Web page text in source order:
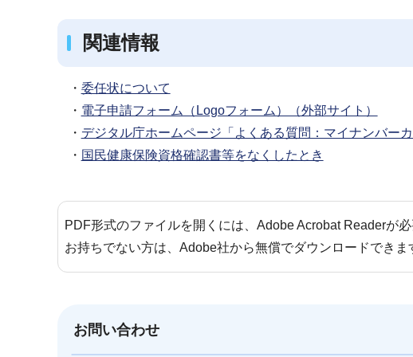
関連情報
・ 委任状について
・ 電子申請フォーム（Logoフォーム）（外部サイト）
・ デジタル庁ホームページ「よくある質問：マイナンバー
・ 国民健康保険資格確認書等をなくしたとき
PDF形式のファイルを開くには、Adobe Acrobat Readerが必
お持ちでない方は、Adobe社から無償でダウンロードできま
お問い合わせ